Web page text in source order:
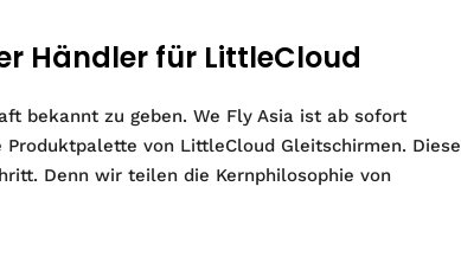
Händler für LittleCloud
bekannt zu geben. We Fly Asia ist ab sofort
von LittleCloud Gleitschirmen. Diese
Denn wir teilen die Kernphilosophie von